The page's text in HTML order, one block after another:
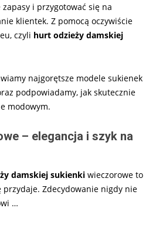
i przygotować się na
klientek. Z pomocą oczywiście
czyli hurt odzieży damskiej
najgorętsze modele sukienek
podpowiadamy, jak skutecznie
modowym.
– elegancja i szyk na
damskiej sukienki wieczorowe to
przydaje. Zdecydowanie nigdy nie
…